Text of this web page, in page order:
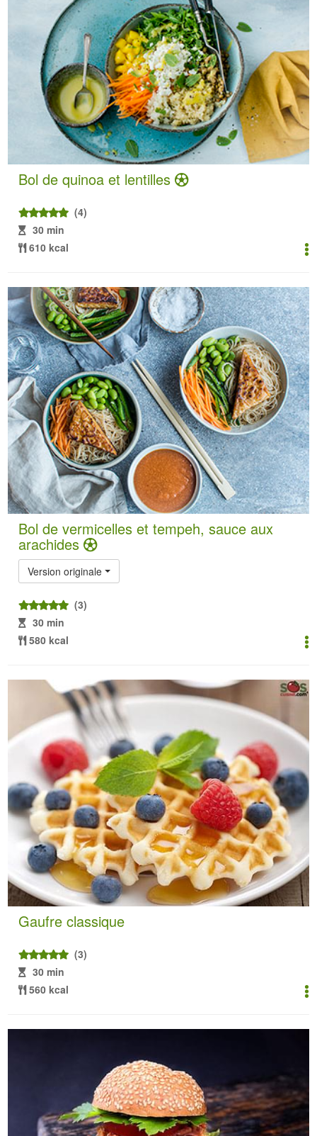
Bol de quinoa et lentilles
(4)
30 min
610 kcal
Bol de vermicelles et tempeh, sauce aux
arachides
Version originale
(3)
30 min
580 kcal
Gaufre classique
(3)
30 min
560 kcal